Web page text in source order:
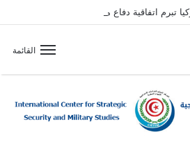
تبرم اتفاقية دفاع مشترك
القائمة